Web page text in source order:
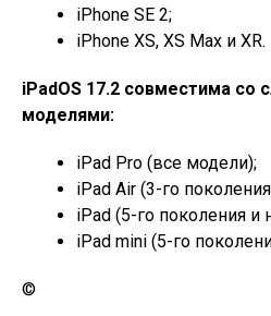
iPhone SE 2;
iPhone XS, XS Max и XR.
iPadOS 17.2 совместима со
моделями:
iPad Pro (все модели);
iPad Air (3-го
iPad (5-го поколения и
iPad mini (5-го
©